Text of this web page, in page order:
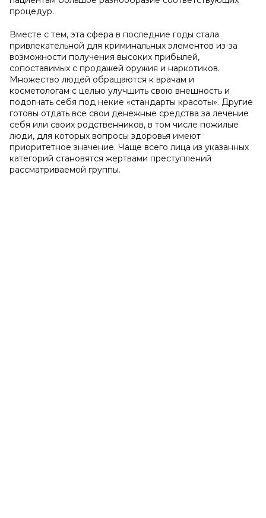
процедур.
Вместе с тем, эта сфера в последние годы стала
привлекательной для криминальных элементов из-за
возможности получения высоких прибылей,
сопоставимых с продажей оружия и наркотиков.
Множество людей обращаются к врачам и
косметологам с целью улучшить свою внешность и
подогнать себя под некие «стандарты красоты». Другие
готовы отдать все свои денежные средства за лечение
себя или своих родственников, в том числе пожилые
люди, для которых вопросы здоровья имеют
приоритетное значение. Чаще всего лица из указанных
категорий становятся жертвами преступлений
рассматриваемой группы.